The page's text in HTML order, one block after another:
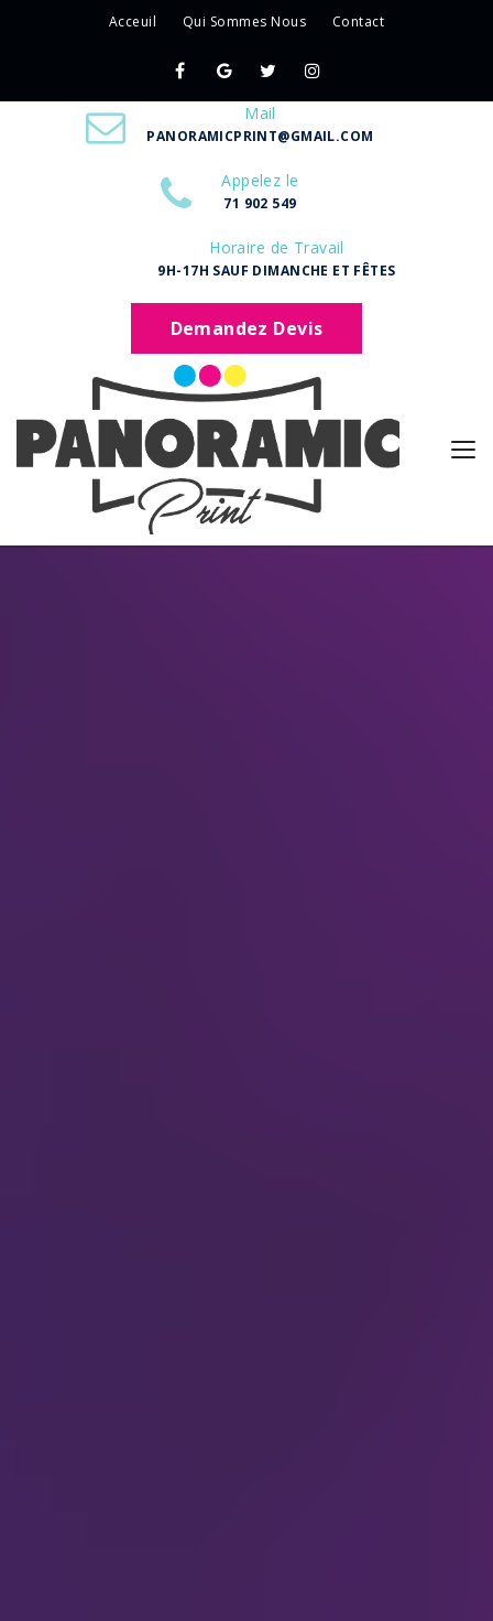
Acceuil Qui Sommes Nous Contact
Mail
PANORAMICPRINT@GMAIL.COM
Appelez le
71 902 549
Horaire de Travail
9H-17H SAUF DIMANCHE ET FÊTES
Demandez Devis